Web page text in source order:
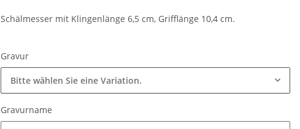
Schälmesser mit Klingenlänge 6,5 cm, Grifflänge 10,4 cm.
Gravur
Bitte wählen Sie eine Variation.
Gravurname